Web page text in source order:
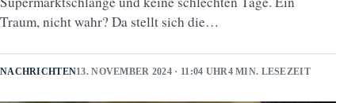
Traum, nicht wahr? Da stellt sich die…
NACHRICHTEN13. NOVEMBER 2024 · 11:04 UHR4 MIN. LESEZEIT